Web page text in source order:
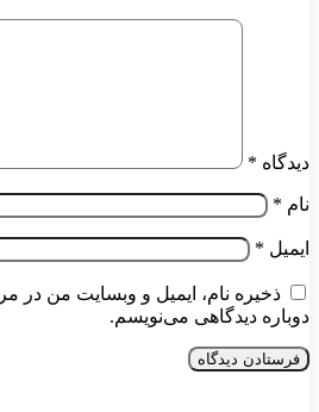
دیدگاه *
نام *
ایمیل *
ذخیره نام، ایمیل و وبسایت من در
دوباره دیدگاهی می‌نویسم.